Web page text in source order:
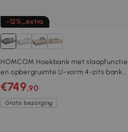
-12%_extra
HOMCOM Hoekbank met slaapfunctie
en opbergruimte U-vorm 4-zits bank
met chaiselongue, verstelbare
rugleuning, linnenlook
€749,90
Gratis bezorging